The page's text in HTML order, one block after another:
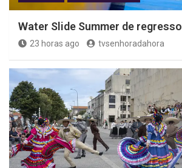
Water Slide Summer de regresso
23 horas ago tvsenhoradahora